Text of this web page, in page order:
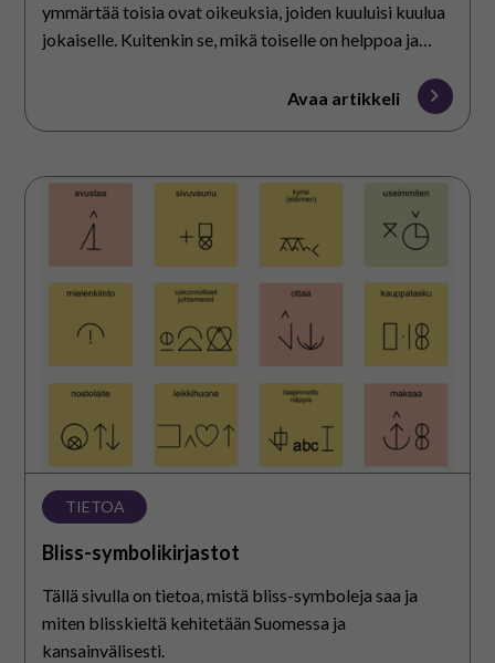
ymmärtää toisia ovat oikeuksia, joiden kuuluisi kuulua
jokaiselle. Kuitenkin se, mikä toiselle on helppoa ja
Avaa artikkeli
Bliss-
symbolikirjastot
TIETOA
Bliss-symbolikirjastot
Tällä sivulla on tietoa, mistä bliss-symboleja saa ja
miten blisskieltä kehitetään Suomessa ja
kansainvälisesti.